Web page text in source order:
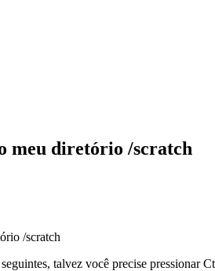
meu diretório /scratch
/scratch
talvez você precise